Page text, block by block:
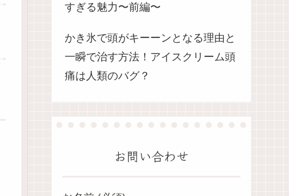
すぎる魅力〜前編〜
かき氷で頭がキーーンとなる理由と
一瞬で治す方法！アイスクリーム頭
痛は人類のバグ？
お問い合わせ